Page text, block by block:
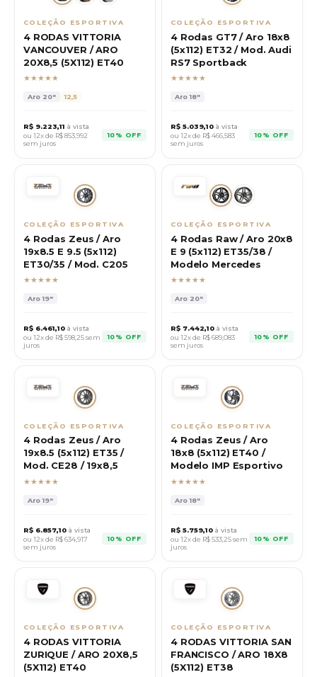
COLEÇÃO ESPORTIVA
4 RODAS VITTORIA
VANCOUVER / ARO
20X8,5 (5X112) ET40
★★★★★
Aro 20" 12,5
R$ 9.223,11 à vista
ou 12x de R$853,992
sem juros
10% OFF
COLEÇÃO ESPORTIVA
4 Rodas GT7 / Aro 18x8
(5x112) ET32 / Mod. Audi
RS7 Sportback
★★★★★
Aro18"
R$ 5.039,10 à vista
ou 12x de R$466,583
sem juros
10% OFF
COLEÇÃO ESPORTIVA
4 Rodas Zeus / Aro
19x8.5 E 9.5 (5x112)
ET30/35 / Mod. C205
★★★★★
Aro19"
R$ 6.461,10 à vista
ou 12x de R$598,25sem
juros
10% OFF
COLEÇÃO ESPORTIVA
4 Rodas Raw / Aro 20x8
E 9 (5x112) ET35/38 /
Modelo Mercedes
★★★★★
Aro 20"
R$ 7.442,10 à vista
ou 12x de R$689,083
sem juros
10% OFF
COLEÇÃO ESPORTIVA
4 Rodas Zeus / Aro
19x8.5 (5x112) ET35 /
Mod. CE28 / 19x8,5
★★★★★
Aro19"
R$ 6.857,10 à vista
ou 12x de R$634,917
sem juros
10% OFF
COLEÇÃO ESPORTIVA
4 Rodas Zeus / Aro
18x8 (5x112) ET40 /
Modelo IMP Esportivo
★★★★★
Aro18"
R$ 5.759,10 à vista
ou 12x de R$533,25sem
juros
10% OFF
COLEÇÃO ESPORTIVA
4 RODAS VITTORIA
ZURIQUE / ARO 20X8,5
(5X112) ET40
COLEÇÃO ESPORTIVA
4 RODAS VITTORIA SAN
FRANCISCO / ARO 18X8
(5X112) ET38